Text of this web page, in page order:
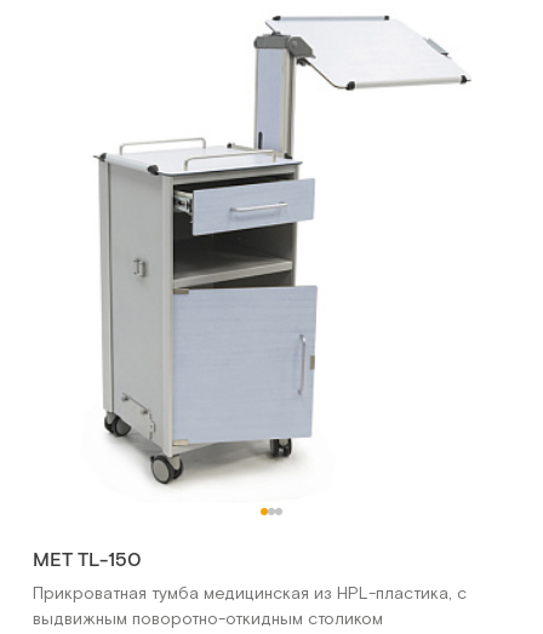
МЕТ TL-150
Прикроватная тумба медицинская из HPL-пластика, с
выдвижным поворотно-откидным столиком